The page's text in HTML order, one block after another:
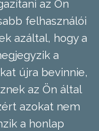
az Ön
felhasználói
azáltal, hogy a
a
újra bevinnie,
az Ön által
azokat nem
a honlap